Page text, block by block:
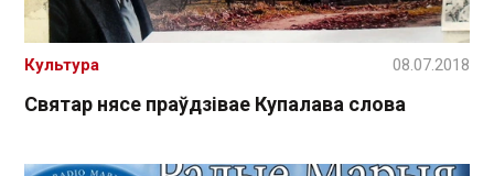
Святар нясе праўдзівае Купалава слова
Культура 08.07.2018